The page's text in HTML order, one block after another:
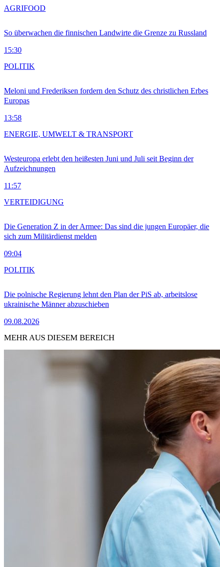
So überwachen die finnischen Landwirte die Grenze zu Russland
15:30
AGRIFOOD
Meloni und Frederiksen fordern den Schutz des christlichen Erbes
Europas
13:58
POLITIK
Westeuropa erlebt den heißesten Juni und Juli seit Beginn der
Aufzeichnungen
11:57
ENERGIE, UMWELT & TRANSPORT
Die Generation Z in der Armee: Das sind die jungen Europäer, die
sich zum Militärdienst melden
09:04
VERTEIDIGUNG
Die polnische Regierung lehnt den Plan der PiS ab, arbeitslose
ukrainische Männer abzuschieben
09.08.2026
POLITIK
MEHR AUS DIESEM BEREICH